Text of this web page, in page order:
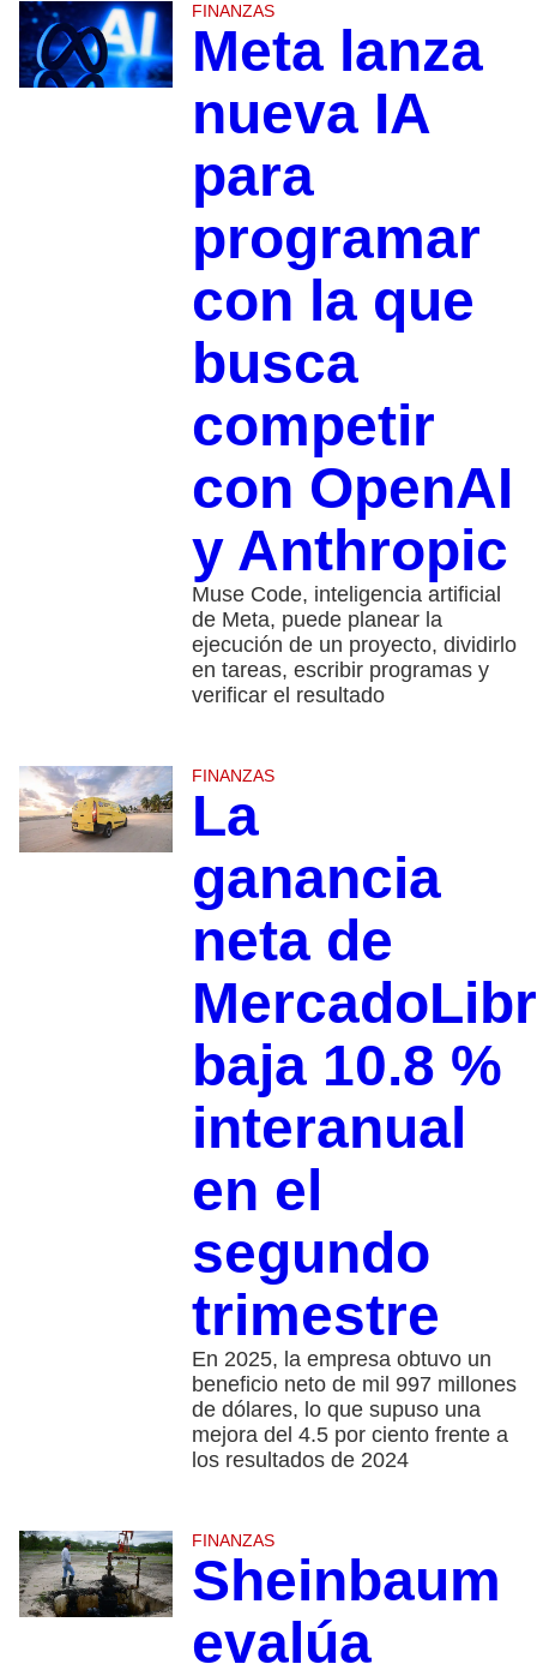
FINANZAS
Meta lanza
nueva IA
para
programar
con la que
busca
competir
con OpenAI
y Anthropic
Muse Code, inteligencia artificial
de Meta, puede planear la
ejecución de un proyecto, dividirlo
en tareas, escribir programas y
verificar el resultado
FINANZAS
La
ganancia
neta de
baja 10.8 %
interanual
en el
segundo
trimestre
En 2025, la empresa obtuvo un
beneficio neto de mil 997 millones
de dólares, lo que supuso una
mejora del 4.5 por ciento frente a
los resultados de 2024
FINANZAS
Sheinbaum
evalúa